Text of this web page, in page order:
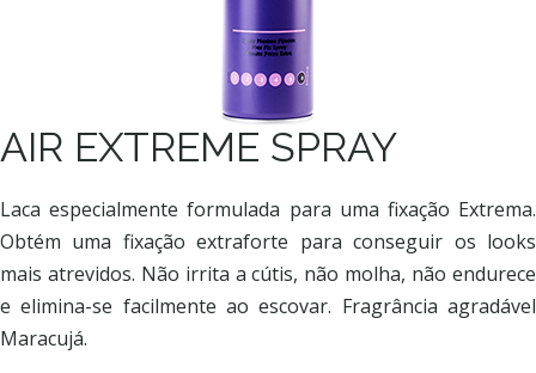
AIR EXTREME SPRAY
Laca especialmente formulada para uma fixação Extrema.
Obtém uma fixação extraforte para conseguir os looks
mais atrevidos. Não irrita a cútis, não molha, não endurece
e elimina-se facilmente ao escovar. Fragrância agradável
Maracujá.